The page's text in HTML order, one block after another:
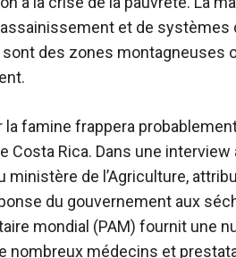
et de
des zones montagneuses
famine frappera
Costa Rica. Dans une
ministère de l’Agriculture,
du gouvernement aux
mondial (PAM) fournit une
nombreux médecins et